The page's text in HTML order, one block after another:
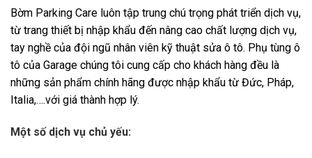
Bờm Parking Care luôn tập trung chú trọng phát triển dịch vụ,
từ trang thiết bị nhập khẩu đến nâng cao chất lượng dịch vụ,
tay nghề của đội ngũ nhân viên kỹ thuật sửa ô tô. Phụ tùng ô
tô của Garage chúng tôi cung cấp cho khách hàng đều là
những sản phẩm chính hãng được nhập khẩu từ Đức, Pháp,
Italia,….với giá thành hợp lý.
Một số dịch vụ chủ yếu: